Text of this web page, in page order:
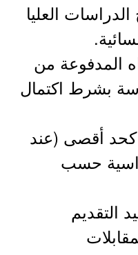
العليا
المدفوعة من
بشرط اكتمال
أقصى (عند
حسب
التقديم